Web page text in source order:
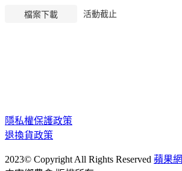
檔案下載 活動截止
隱私權保護政策
退換貨政策
2023© Copyright All Rights Reserved 蘋果